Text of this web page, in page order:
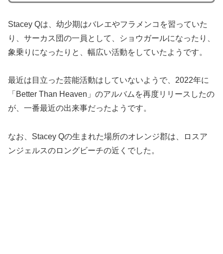
Stacey Qは、幼少期はバレエやフラメンコを習っていた
り、サーカス団の一員として、ショウガールになったり、
象乗りになったりと、幅広い活動をしていたようです。
最近は目立った芸能活動はしていないようで、2022年に
「Better Than Heaven」のアルバムを再度リリースしたの
が、一番最近の出来事だったようです。
なお、Stacey Qの生まれた場所のオレンジ郡は、ロスア
ンジェルスのロングビーチの近くでした。